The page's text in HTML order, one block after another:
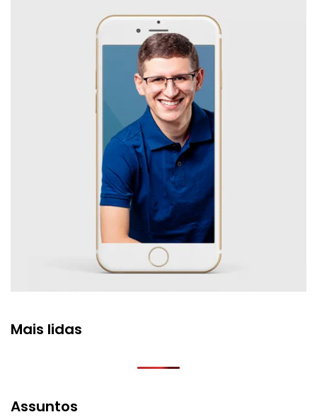
Mais lidas
Assuntos